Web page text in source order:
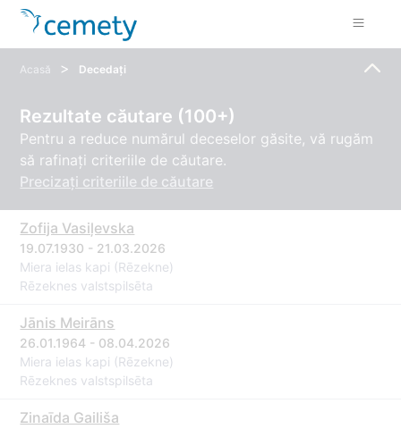
Acasă > Decedați
Rezultate căutare (100+)
Pentru a reduce numărul deceselor găsite, vă rugăm
să rafinați criteriile de căutare.
Precizați criteriile de căutare
Zofija Vasiļevska
19.07.1930 - 21.03.2026
Miera ielas kapi (Rēzekne)
Rēzeknes valstspilsēta
Jānis Meirāns
26.01.1964 - 08.04.2026
Miera ielas kapi (Rēzekne)
Rēzeknes valstspilsēta
Zinaīda Gailiša